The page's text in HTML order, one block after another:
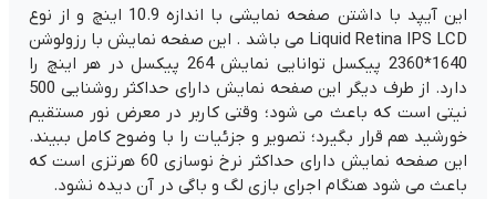
این آیپد با داشتن صفحه نمایشی با اندازه 10.9 اینچ و از نوع
Liquid Retina IPS LCD می باشد . این صفحه نمایش با رزولوشن
1640*2360 پیکسل توانایی نمایش 264 پیکسل در هر اینچ را
دارد. از طرف دیگر این صفحه نمایش دارای حداکثر روشنایی 500
نیتی است که باعث می شود؛ وقتی کاربر در معرض نور مستقیم
خورشید هم قرار بگیرد؛ تصویر و جزئیات را با وضوح کامل ببیند.
این صفحه نمایش دارای حداکثر نرخ نوسازی 60 هرتزی است که
باعث می شود هنگام اجرای بازی لگ و باگی در آن دیده نشود.